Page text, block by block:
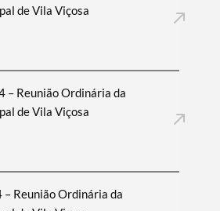
de Vila Viçosa
– Reunião Ordinária da
de Vila Viçosa
Reunião Ordinária da